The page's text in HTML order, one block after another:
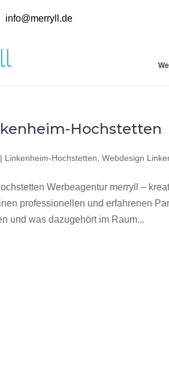
info@merryll.de
Hochstetten
| Linkenheim-Hochstetten ,Webdesign
Werbeagentur merryll –
professionellen und erfahrenen
und was dazugehört im Raum...